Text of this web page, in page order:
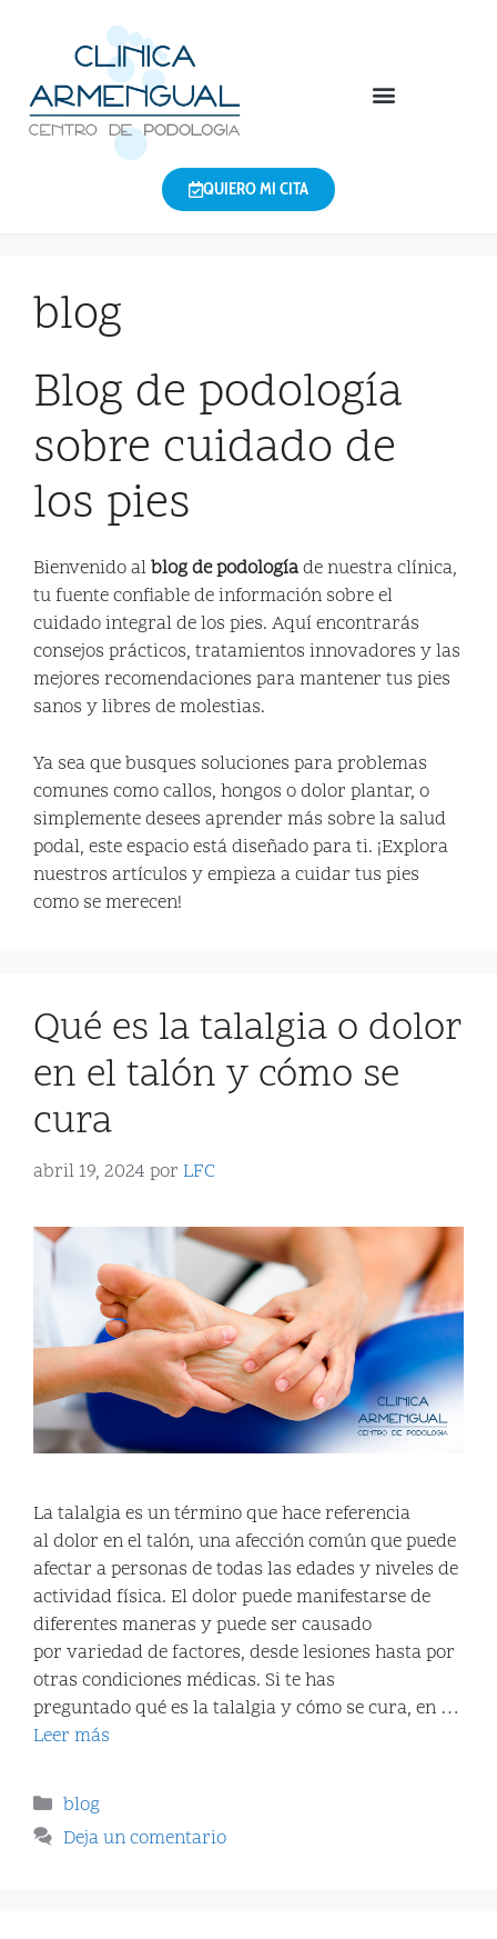
QUIERO MI CITA
blog
Blog de podología
sobre cuidado de
los pies
Bienvenido alblog de podologíade nuestra clínica,
tu fuente confiable de información sobre el
cuidado integral de los pies. Aquí encontrarás
consejos prácticos, tratamientos innovadores y las
mejores recomendaciones para mantener tus pies
sanos y libres de molestias.
Ya sea que busques soluciones para problemas
comunes como callos, hongos o dolor plantar, o
simplemente desees aprender más sobre la salud
podal, este espacio está diseñado para ti. ¡Explora
nuestros artículos y empieza a cuidar tus pies
como se merecen!
Qué es la talalgia o dolor
en el talón y cómo se
cura
abril 19, 2024 por LFC
La talalgia es un término que hace referencia
al dolor en el talón, una afección común que puede
afectar a personas de todas las edades y niveles de
actividad física. El dolor puede manifestarse de
diferentes maneras y puede ser causado
por variedad de factores, desde lesiones hasta por
otras condiciones médicas. Si te has
preguntado qué es la talalgia y cómo se cura, en …
Leer más
blog
Deja un comentario